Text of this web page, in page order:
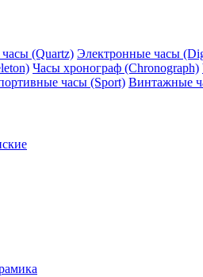
(Quartz) Электронные часы
Часы хронограф (Chronograph)
часы (Sport) Винтажные